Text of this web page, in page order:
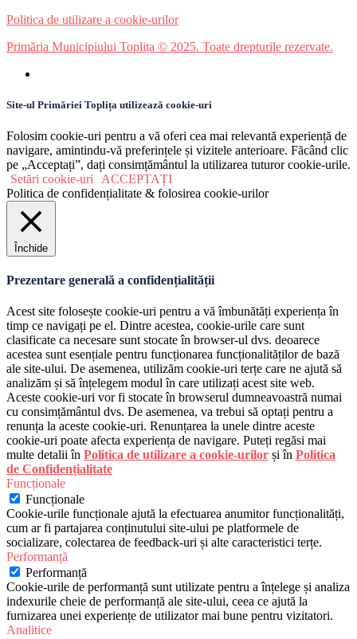
Politica de utilizare a cookie-urilor
Primăria Municipiului Toplița © 2025. Toate drepturile rezervate.
Site-ul Primăriei Toplița utilizează cookie-uri
Folosim cookie-uri pentru a vă oferi cea mai relevantă experiență de
navigare, amintindu-vă preferințele și vizitele anterioare. Făcând clic
pe „Acceptați”, dați consimțământul la utilizarea tuturor cookie-urile.
Setări cookie-uri
ACCEPTAȚI
Politica de confidențialitate & folosirea cookie-urilor
Închide
Prezentare generală a confidențialității
Acest site folosește cookie-uri pentru a vă îmbunătăți experiența în
timp ce navigați pe el. Dintre acestea, cookie-urile care sunt
clasificate ca necesare sunt stocate în browser-ul dvs. deoarece
acestea sunt esențiale pentru funcționarea funcționalităților de bază
ale site-ului. De asemenea, utilizăm cookie-uri terțe care ne ajută să
analizăm și să înțelegem modul în care utilizați acest site web.
Aceste cookie-uri vor fi stocate în browserul dumneavoastră numai
cu consimțământul dvs. De asemenea, va trebui să optați pentru a
renunța la aceste cookie-uri. Renunțarea la unele dintre aceste
cookie-uri poate afecta experiența de navigare. Puteți regăsi mai
multe detalii în Politica de utilizare a cookie-urilor și în Politica
de Confidențialitate
Funcționale
Funcționale
Cookie-urile funcționale ajută la efectuarea anumitor funcționalități,
cum ar fi partajarea conținutului site-ului pe platformele de
socializare, colectarea de feedback-uri și alte caracteristici terțe.
Performanță
Performanță
Cookie-urile de performanță sunt utilizate pentru a înțelege și analiza
indexurile cheie de performanță ale site-ului, ceea ce ajută la
furnizarea unei experiențe de utilizator mai bune pentru vizitatori.
Analitice